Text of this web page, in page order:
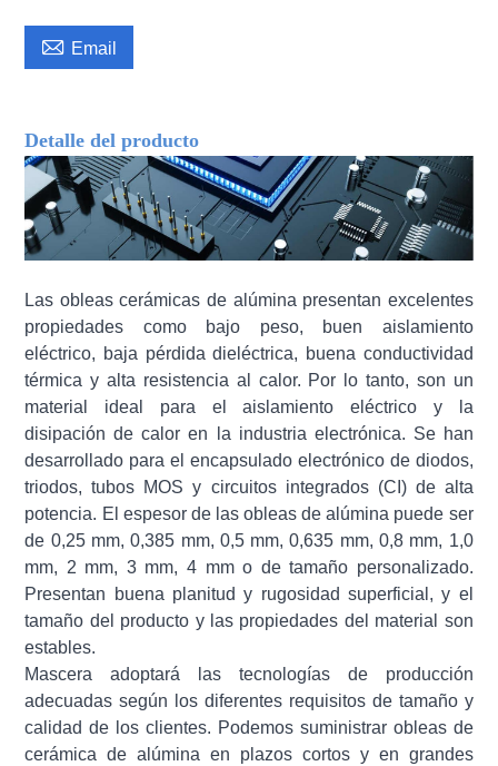
 Email
Detalle del producto
Las obleas cerámicas de alúmina presentan excelentes
propiedades como bajo peso, buen aislamiento
eléctrico, baja pérdida dieléctrica, buena conductividad
térmica y alta resistencia al calor. Por lo tanto, son un
material ideal para el aislamiento eléctrico y la
disipación de calor en la industria electrónica. Se han
desarrollado para el encapsulado electrónico de diodos,
triodos, tubos MOS y circuitos integrados (CI) de alta
potencia. El espesor de las obleas de alúmina puede ser
de 0,25 mm, 0,385 mm, 0,5 mm, 0,635 mm, 0,8 mm, 1,0
mm, 2 mm, 3 mm, 4 mm o de tamaño personalizado.
Presentan buena planitud y rugosidad superficial, y el
tamaño del producto y las propiedades del material son
estables.
Mascera adoptará las tecnologías de producción
adecuadas según los diferentes requisitos de tamaño y
calidad de los clientes. Podemos suministrar obleas de
cerámica de alúmina en plazos cortos y en grandes